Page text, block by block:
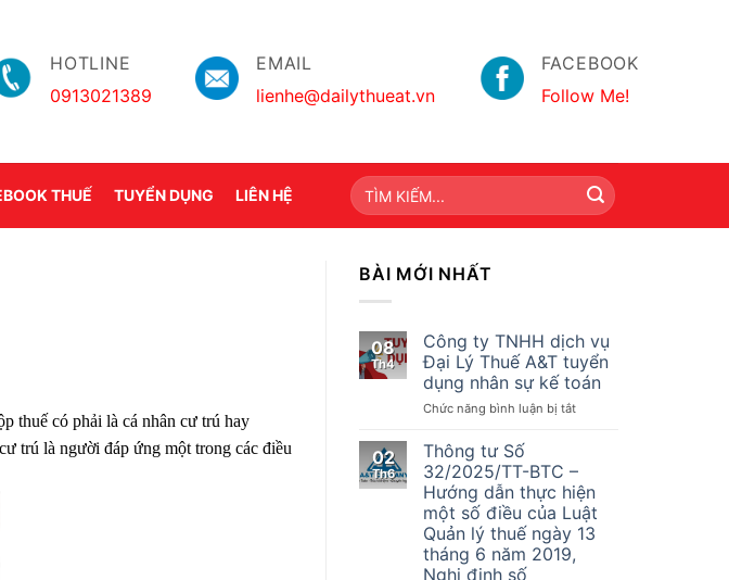
HOTLINE
0913021389
EMAIL
lienhe@dailythueat.vn
FACEBOOK
Follow Me!
THUẾ TUYỂN DỤNG LIÊN HỆ
thuế có phải là cá nhân cư trú hay
trú là người đáp ứng một trong các điều
BÀI MỚI NHẤT
08
Th4
Công ty TNHH dịch vụ
Đại Lý Thuế A&T tuyển
dụng nhân sự kế toán
Chức năng bình luận bị tắtở
vụ
Đại
Lý
02
Th6
Thông tư Số
32/2025/TT-BTC –
Hướng dẫn thực hiện
một số điều của Luật
Quản lý thuế ngày 13
tháng 6 năm 2019,
Nghị định số